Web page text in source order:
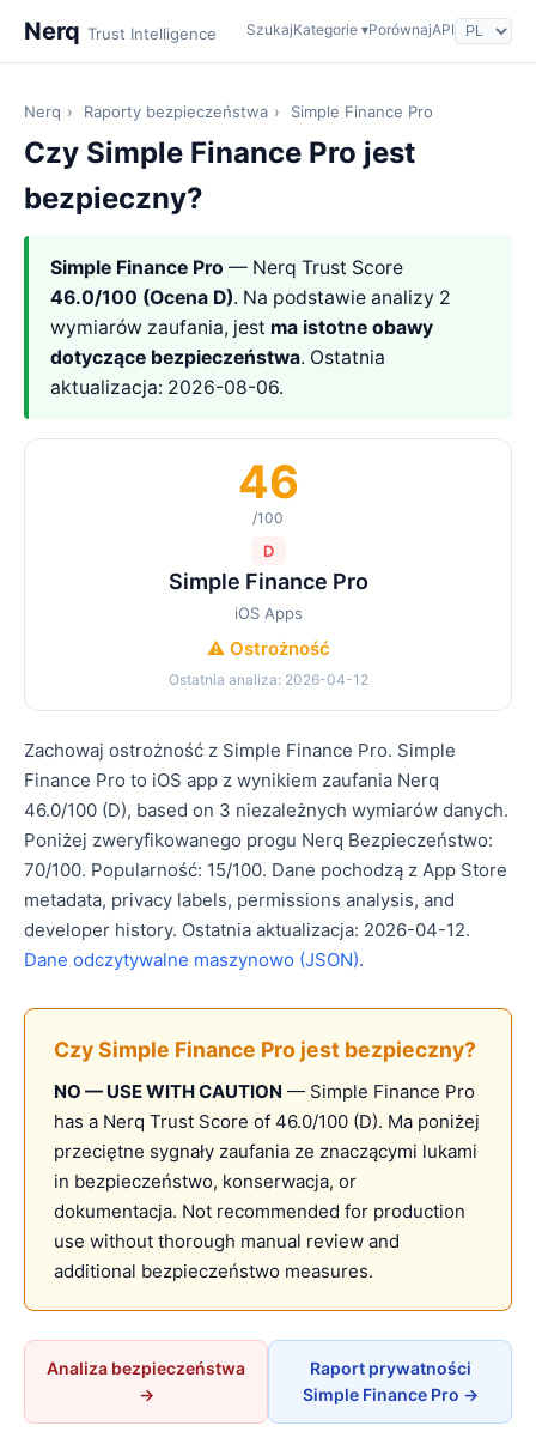
Nerq Trust Intelligence SzukajKategorie ▾PorównajAPI
Nerq › Raporty bezpieczeństwa › Simple Finance Pro
Czy Simple Finance Pro jest
bezpieczny?
Simple Finance Pro — Nerq Trust Score
46.0/100 (Ocena D). Na podstawie analizy 2
wymiarów zaufania, jest ma istotne obawy
dotyczące bezpieczeństwa. Ostatnia
aktualizacja: 2026-08-06.
46
/100
D
Simple Finance Pro
iOS Apps
⚠️ Ostrożność
Ostatnia analiza: 2026-04-12
Zachowaj ostrożność z Simple Finance Pro. Simple
Finance Pro to iOS app z wynikiem zaufania Nerq
46.0/100 (D), based on 3 niezależnych wymiarów danych.
Poniżej zweryfikowanego progu Nerq Bezpieczeństwo:
70/100. Popularność: 15/100. Dane pochodzą z App Store
metadata, privacy labels, permissions analysis, and
developer history. Ostatnia aktualizacja: 2026-04-12.
Dane odczytywalne maszynowo (JSON).
Czy Simple Finance Pro jest bezpieczny?
NO — USE WITH CAUTION — Simple Finance Pro
has a Nerq Trust Score of 46.0/100 (D). Ma poniżej
przeciętne sygnały zaufania ze znaczącymi lukami
in bezpieczeństwo, konserwacja, or
dokumentacja. Not recommended for production
use without thorough manual review and
additional bezpieczeństwo measures.
Analiza bezpieczeństwa
→
Raport prywatności
Simple Finance Pro →